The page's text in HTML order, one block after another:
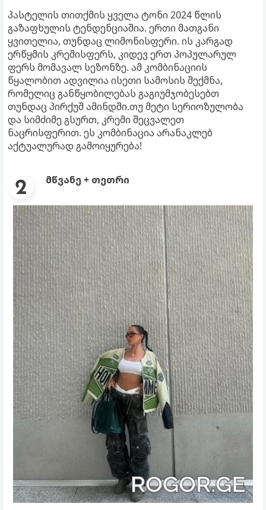
პასტელის თითქმის ყველა ტონი 2024 წლის
გაზაფხულის ტენდენციაშია. ერთი მათგანი
ყვითელია, თუნდაც ლიმონისფერი. ის კარგად
ერწყმის კრემისფერს, კიდევ ერთ პოპულარულ
ფერს მომავალ სეზონზე. ამ კომბინაციის
წყალობით ადვილია ისეთი სამოსის შექმნა,
რომელიც განწყობილებას გაგიუმჯობესებთ
თუნდაც პირქუშ ამინდში.თუ მეტი სერიოზულობა
და სიმძიმე გსურთ, კრემი შეცვალეთ
ნაცრისფერით. ეს კომბინაცია არანაკლებ
აქტუალურად გამოიყურება!
მწვანე + თეთრი